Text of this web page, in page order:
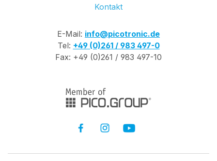
Kontakt
E-Mail: info@picotronic.de
Tel: +49 (0)261 / 983 497-0
Fax: +49 (0)261 / 983 497-10